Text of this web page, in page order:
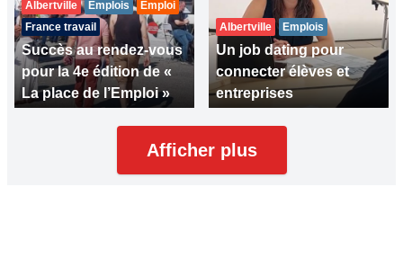
Albertville Emplois
Emploi
France travail
Succès au rendez-vous
pour la 4e édition de «
La place de l’Emploi »
Albertville Emplois
Un job dating pour
connecter élèves et
entreprises
Afficher plus